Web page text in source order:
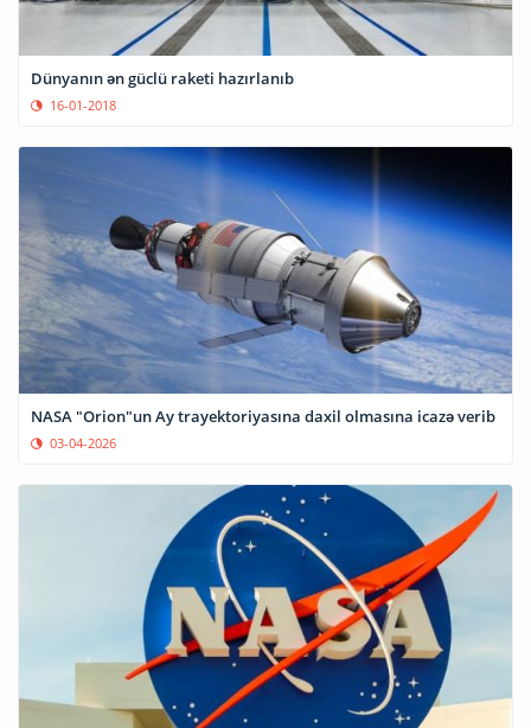
Dünyanın ən güclü raketi hazırlanıb
16-01-2018
NASA "Orion"un Ay trayektoriyasına daxil olmasına icazə verib
03-04-2026